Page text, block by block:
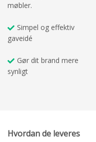
møbler.
Simpel og effektiv
gaveidé
Gør dit brand mere
synligt
Hvordan de leveres